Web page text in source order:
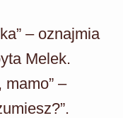
– oznajmia
Melek.
mamo” –